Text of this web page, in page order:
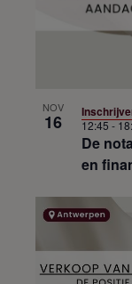
NOV
16
De
en
12:45-